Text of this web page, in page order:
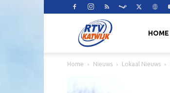
HOME
Home Nieuws Lokaal Nieuws